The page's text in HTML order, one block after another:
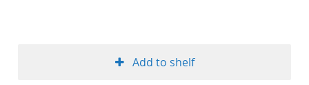
Add to shelf